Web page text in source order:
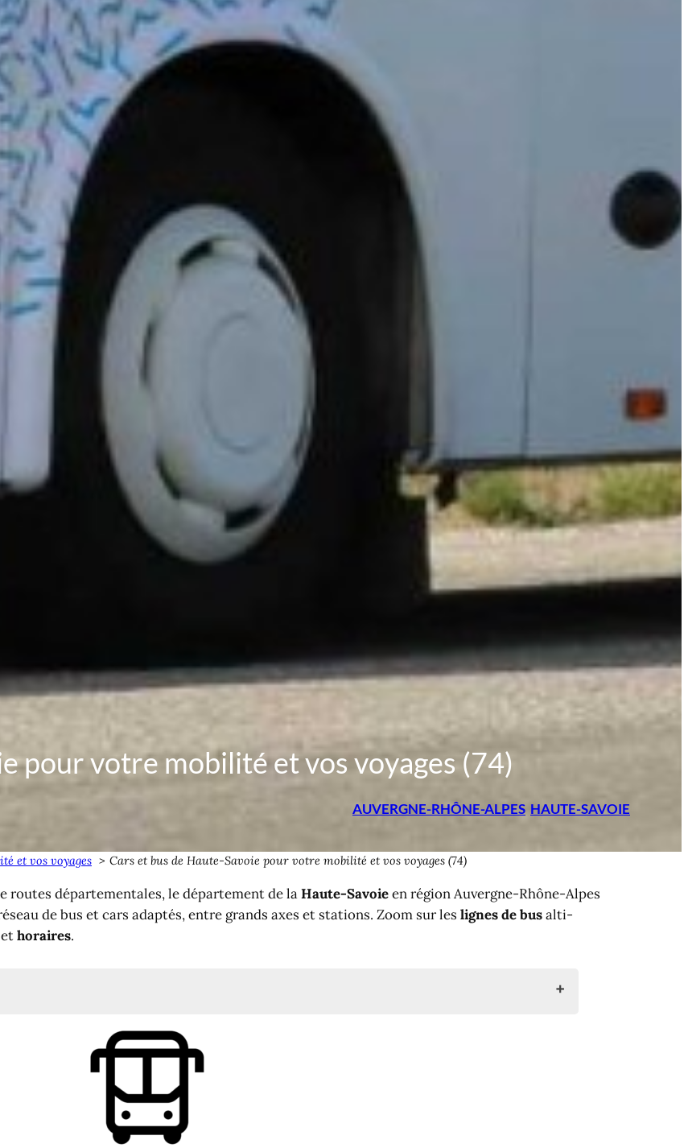
pour votre mobilité et vos voyages (74)
AUVERGNE-RHÔNE-ALPES HAUTE-SAVOIE
et vos voyages Cars et bus de Haute-Savoie pour votre mobilité et vos voyages (74)
routes départementales, le département de laHaute-Savoieen région Auvergne-Rhône-Alpes
de bus et cars adaptés, entre grands axes et stations. Zoom sur les lignes de busalti-
ethoraires.